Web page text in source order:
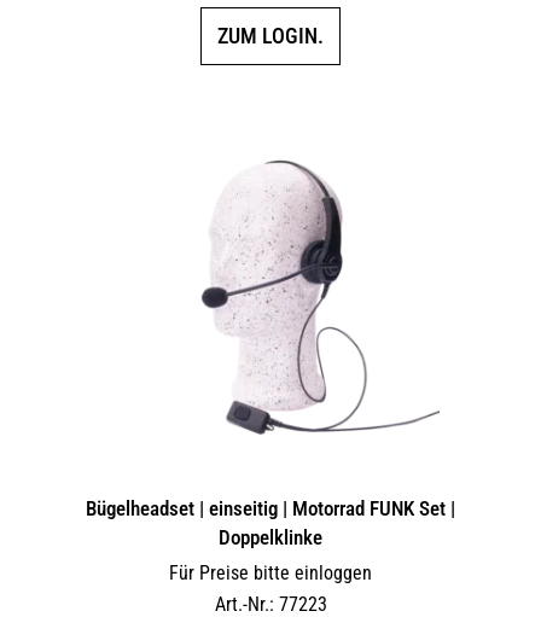
ZUM LOGIN.
Bügelheadset | einseitig | Motorrad FUNK Set |
Doppelklinke
Für Preise bitte einloggen
Art.-Nr.: 77223